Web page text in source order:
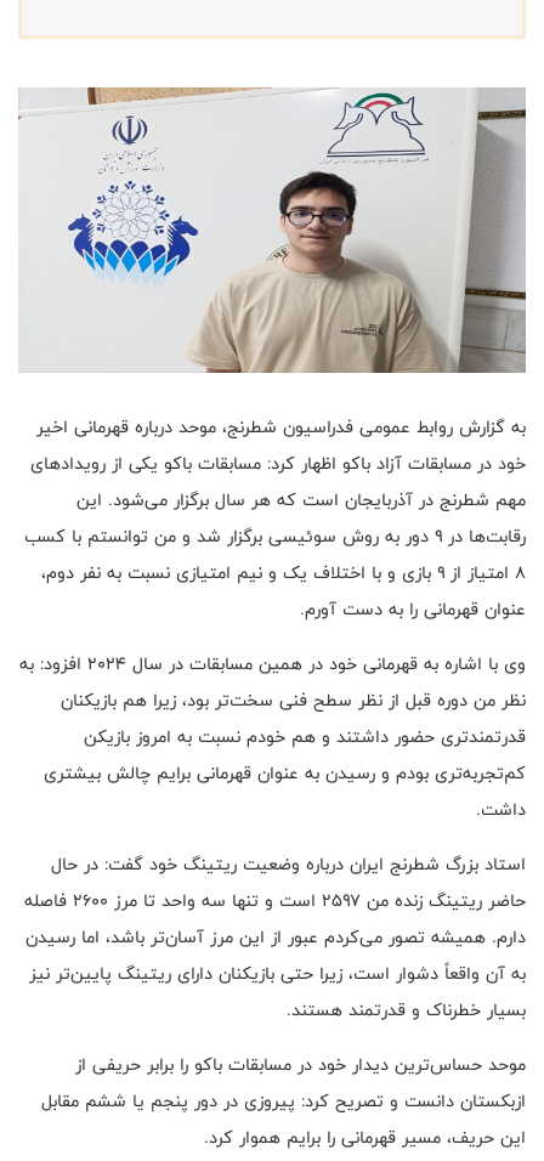
به گزارش روابط عمومی فدراسیون شطرنج، موحد درباره قهرمانی اخیر
خود در مسابقات آزاد باکو اظهار کرد: مسابقات باکو یکی از رویدادهای
مهم شطرنج در آذربایجان است که هر سال برگزار می‌شود. این
رقابت‌ها در ۹ دور به روش سوئیسی برگزار شد و من توانستم با کسب
۸ امتیاز از ۹ بازی و با اختلاف یک و نیم امتیازی نسبت به نفر دوم،
عنوان قهرمانی را به دست آورم.
وی با اشاره به قهرمانی خود در همین مسابقات در سال ۲۰۲۴ افزود: به
نظر من دوره قبل از نظر سطح فنی سخت‌تر بود، زیرا هم بازیکنان
قدرتمندتری حضور داشتند و هم خودم نسبت به امروز بازیکن
کم‌تجربه‌تری بودم و رسیدن به عنوان قهرمانی برایم چالش بیشتری
داشت.
استاد بزرگ شطرنج ایران درباره وضعیت ریتینگ خود گفت: در حال
حاضر ریتینگ زنده من ۲۵۹۷ است و تنها سه واحد تا مرز ۲۶۰۰ فاصله
دارم. همیشه تصور می‌کردم عبور از این مرز آسان‌تر باشد، اما رسیدن
به آن واقعاً دشوار است، زیرا حتی بازیکنان دارای ریتینگ پایین‌تر نیز
بسیار خطرناک و قدرتمند هستند.
موحد حساس‌ترین دیدار خود در مسابقات باکو را برابر حریفی از
ازبکستان دانست و تصریح کرد: پیروزی در دور پنجم یا ششم مقابل
این حریف، مسیر قهرمانی را برایم هموار کرد.